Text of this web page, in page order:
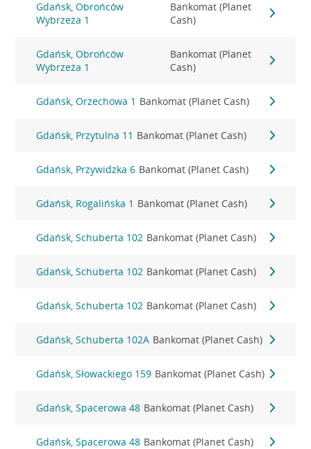
Gdańsk, Obrońców
Wybrzeża 1
Bankomat (Planet
Cash)
Gdańsk, Obrońców
Wybrzeża 1
Bankomat (Planet
Cash)
Gdańsk, Orzechowa 1 Bankomat (Planet Cash)
Gdańsk, Przytulna 11 Bankomat (Planet Cash)
Gdańsk, Przywidzka 6 Bankomat (Planet Cash)
Gdańsk, Rogalińska 1 Bankomat (Planet Cash)
Gdańsk, Schuberta 102 Bankomat (Planet Cash)
Gdańsk, Schuberta 102 Bankomat (Planet Cash)
Gdańsk, Schuberta 102 Bankomat (Planet Cash)
Gdańsk, Schuberta 102A Bankomat (Planet Cash)
Gdańsk, Słowackiego 159 Bankomat (Planet Cash)
Gdańsk, Spacerowa 48 Bankomat (Planet Cash)
Gdańsk, Spacerowa 48 Bankomat (Planet Cash)